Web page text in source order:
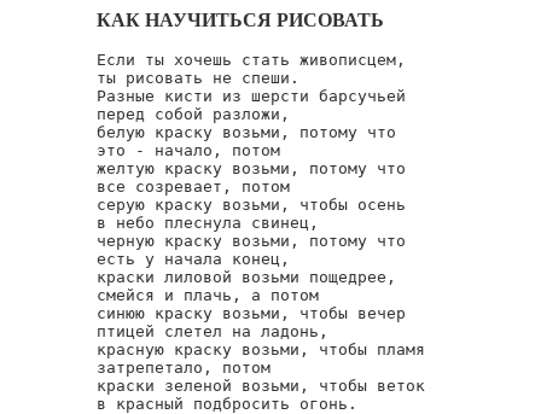
КАК НАУЧИТЬСЯ РИСОВАТЬ
Если ты хочешь стать живописцем,
ты рисовать не спеши.
Разные кисти из шерсти барсучьей
перед собой разложи,
белую краску возьми, потому что
это - начало, потом
желтую краску возьми, потому что
все созревает, потом
серую краску возьми, чтобы осень
в небо плеснула свинец,
черную краску возьми, потому что
есть у начала конец,
краски лиловой возьми пощедрее,
смейся и плачь, а потом
синюю краску возьми, чтобы вечер
птицей слетел на ладонь,
красную краску возьми, чтобы пламя
затрепетало, потом
краски зеленой возьми, чтобы веток
в красный подбросить огонь.